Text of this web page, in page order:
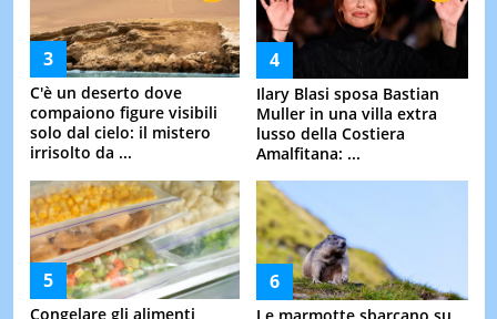
C'è un deserto dove
compaiono figure visibili
solo dal cielo: il mistero
irrisolto da ...
Ilary Blasi sposa Bastian
Muller in una villa extra
lusso della Costiera
Amalfitana: ...
Congelare gli alimenti Le marmotte sbarcano su